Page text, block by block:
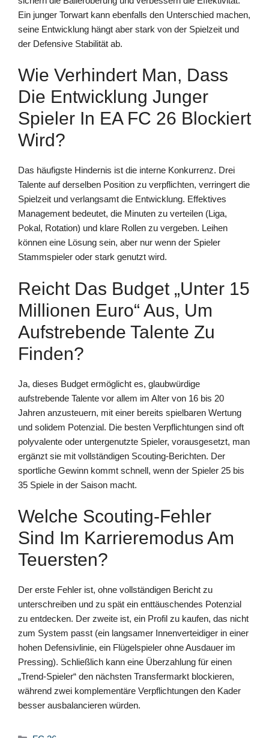
Ein junger Torwart kann ebenfalls den Unterschied machen,
seine Entwicklung hängt aber stark von der Spielzeit und
der Defensive Stabilität ab.
Wie Verhindert Man, Dass
Die Entwicklung Junger
Spieler In EA FC 26 Blockiert
Wird?
Das häufigste Hindernis ist die interne Konkurrenz. Drei
Talente auf derselben Position zu verpflichten, verringert die
Spielzeit und verlangsamt die Entwicklung. Effektives
Management bedeutet, die Minuten zu verteilen (Liga,
Pokal, Rotation) und klare Rollen zu vergeben. Leihen
können eine Lösung sein, aber nur wenn der Spieler
Stammspieler oder stark genutzt wird.
Reicht Das Budget „unter 15
Millionen Euro“ Aus, Um
Aufstrebende Talente Zu
Finden?
Ja, dieses Budget ermöglicht es, glaubwürdige
aufstrebende Talente vor allem im Alter von 16 bis 20
Jahren anzusteuern, mit einer bereits spielbaren Wertung
und solidem Potenzial. Die besten Verpflichtungen sind oft
polyvalente oder untergenutzte Spieler, vorausgesetzt, man
ergänzt sie mit vollständigen Scouting-Berichten. Der
sportliche Gewinn kommt schnell, wenn der Spieler 25 bis
35 Spiele in der Saison macht.
Welche Scouting-Fehler
Sind Im Karrieremodus Am
Teuersten?
Der erste Fehler ist, ohne vollständigen Bericht zu
unterschreiben und zu spät ein enttäuschendes Potenzial
zu entdecken. Der zweite ist, ein Profil zu kaufen, das nicht
zum System passt (ein langsamer Innenverteidiger in einer
hohen Defensivlinie, ein Flügelspieler ohne Ausdauer im
Pressing). Schließlich kann eine Überzahlung für einen
„Trend-Spieler“ den nächsten Transfermarkt blockieren,
während zwei komplementäre Verpflichtungen den Kader
besser ausbalancieren würden.